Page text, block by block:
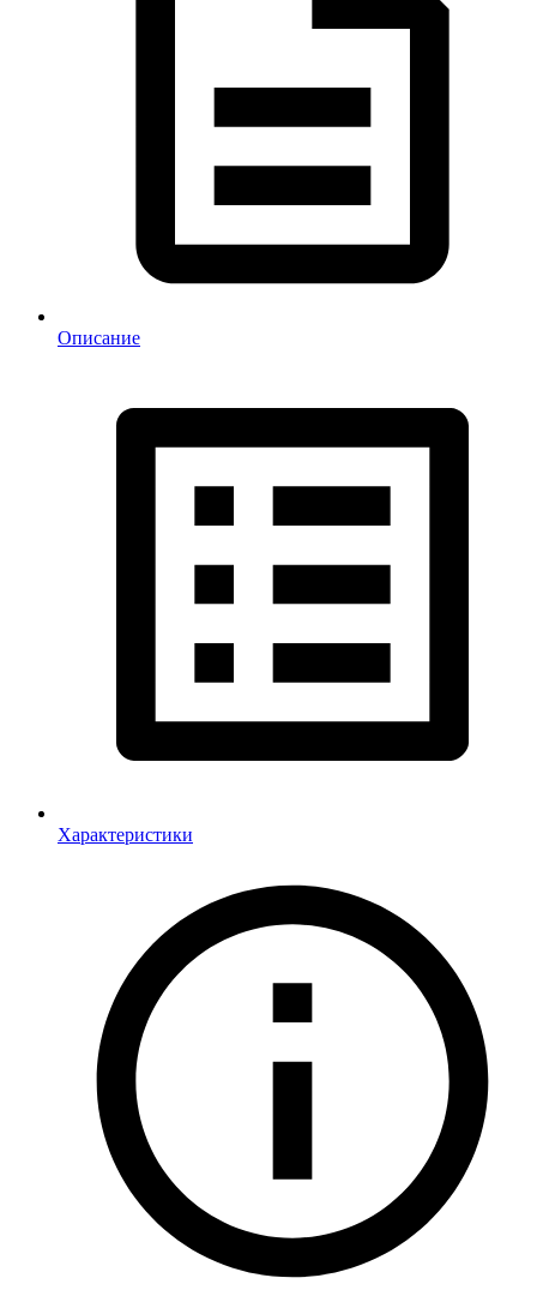
Описание
Характеристики